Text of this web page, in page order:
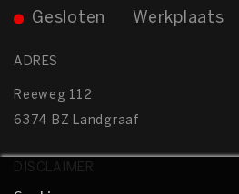
Werkplaats
Gesloten
ADRES
Reeweg 112
6374 BZ Landgraaf
DISCLAIMER